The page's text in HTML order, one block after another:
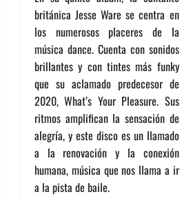
británica Jesse Ware se centra en
los numerosos placeres de la
música dance. Cuenta con sonidos
brillantes y con tintes más funky
que su aclamado predecesor de
2020, What’s Your Pleasure. Sus
ritmos amplifican la sensación de
alegría, y este disco es un llamado
a la renovación y la conexión
humana, música que nos llama a ir
a la pista de baile.